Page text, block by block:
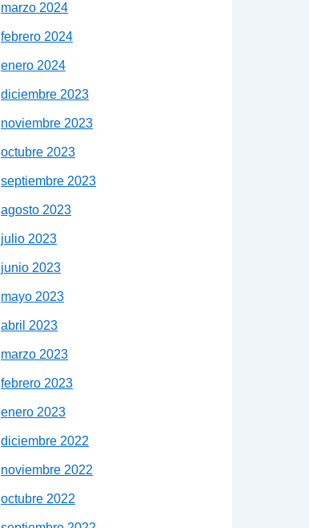
marzo 2024
febrero 2024
enero 2024
diciembre 2023
noviembre 2023
octubre 2023
septiembre 2023
agosto 2023
julio 2023
junio 2023
mayo 2023
abril 2023
marzo 2023
febrero 2023
enero 2023
diciembre 2022
noviembre 2022
octubre 2022